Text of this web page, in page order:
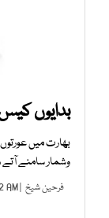
بدایوں
بھارت میں
وشمار سامنے آتے
فرحین شیخ | JAN 15, 2021 10:22 AM |